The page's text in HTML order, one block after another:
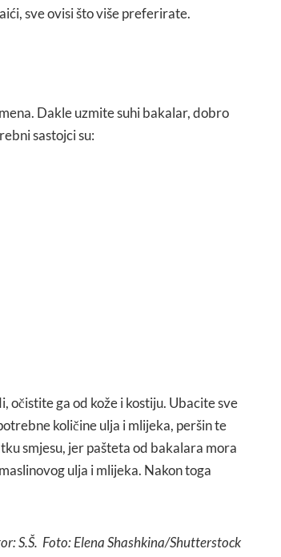
sve ovisi što više preferirate.
Dakle uzmite suhi bakalar, dobro
sastojci su:
očistite ga od kože i kostiju. Ubacite sve
količine ulja i mlijeka, peršin te
smjesu, jer pašteta od bakalara mora
ulja i mlijeka. Nakon toga
S.Š. Foto: Elena Shashkina/Shutterstock